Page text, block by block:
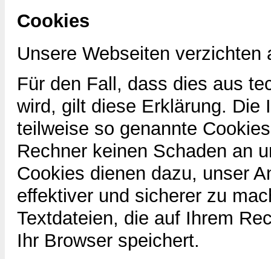
Cookies
Unsere Webseiten
Für den Fall, dass dies aus
wird, gilt diese Erklärung. Die
teilweise so genannte
Rechner keinen Schaden an
Cookies dienen dazu, unser
effektiver und sicherer zu
Textdateien, die auf Ihrem
Ihr Browser speichert.